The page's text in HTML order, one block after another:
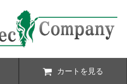
カートを見る